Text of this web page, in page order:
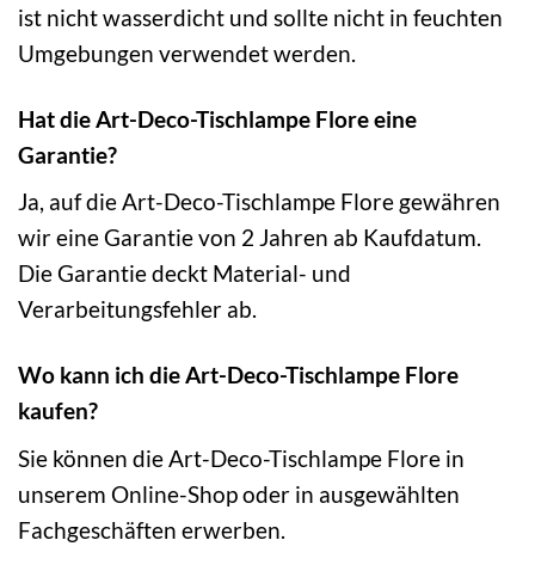
ist nicht wasserdicht und sollte nicht in feuchten
Umgebungen verwendet werden.
Hat die Art-Deco-Tischlampe Flore eine
Garantie?
Ja, auf die Art-Deco-Tischlampe Flore gewähren
wir eine Garantie von 2 Jahren ab Kaufdatum.
Die Garantie deckt Material- und
Verarbeitungsfehler ab.
Wo kann ich die Art-Deco-Tischlampe Flore
kaufen?
Sie können die Art-Deco-Tischlampe Flore in
unserem Online-Shop oder in ausgewählten
Fachgeschäften erwerben.